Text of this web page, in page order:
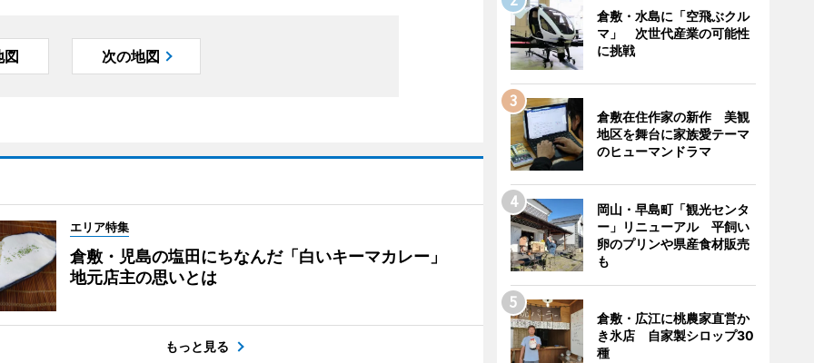
図 次の地図
エリア特集
倉敷・児島の塩田にちなんだ「白いキーマカレー」
地元店主の思いとは
もっと見る
倉敷・水島に「空飛ぶクル
マ」 次世代産業の可能性
に挑戦
倉敷在住作家の新作 美観
地区を舞台に家族愛テーマ
のヒューマンドラマ
岡山・早島町「観光センタ
ー」リニューアル 平飼い
卵のプリンや県産食材販売
も
倉敷・広江に桃農家直営か
き氷店 自家製シロップ30
種